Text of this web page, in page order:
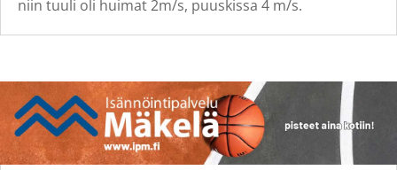
niin tuuli oli huimat 2m/s, puuskissa 4 m/s.